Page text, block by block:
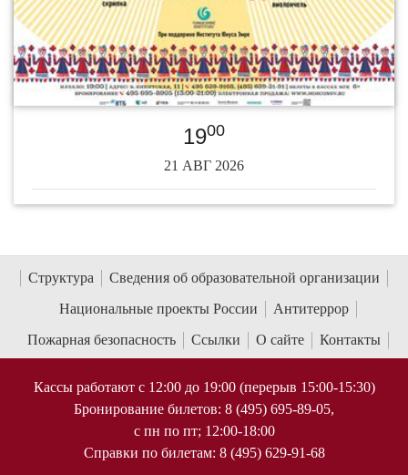
1900
21 АВГ 2026
Структура
Сведения об образовательной организации
Национальные проекты России
Антитеррор
Пожарная безопасность
Ссылки О сайте Контакты
Кассы работают с 12:00 до 19:00 (перерыв 15:00-15:30)
Бронирование билетов: 8 (495) 695-89-05,
с пн по пт; 12:00-18:00
Справки по билетам: 8 (495) 629-91-68